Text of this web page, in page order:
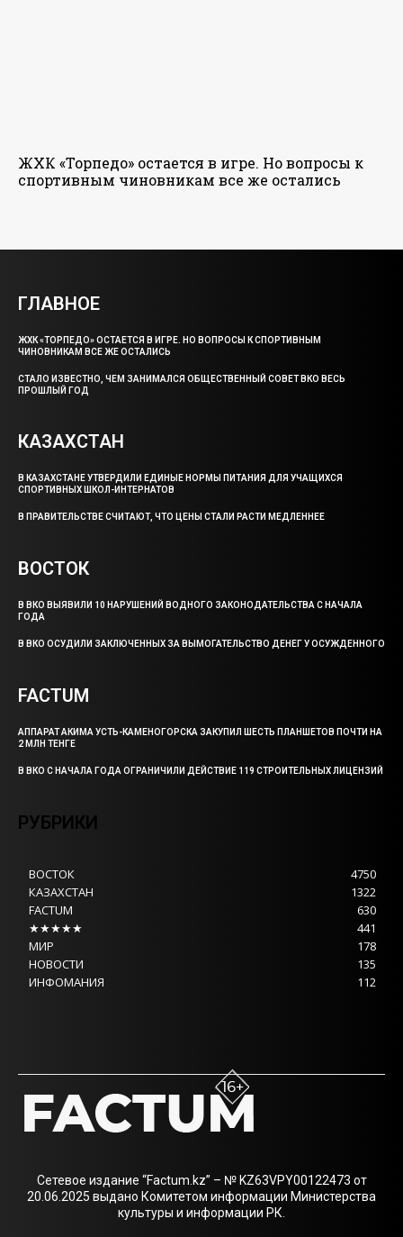
ЖХК «Торпедо» остается в игре. Но вопросы к
спортивным чиновникам все же остались
ГЛАВНОЕ
ЖХК «ТОРПЕДО» ОСТАЕТСЯ В ИГРЕ. НО ВОПРОСЫ К СПОРТИВНЫМ
ЧИНОВНИКАМ ВСЕ ЖЕ ОСТАЛИСЬ
СТАЛО ИЗВЕСТНО, ЧЕМ ЗАНИМАЛСЯ ОБЩЕСТВЕННЫЙ СОВЕТ ВКО ВЕСЬ
ПРОШЛЫЙ ГОД
КАЗАХСТАН
В КАЗАХСТАНЕ УТВЕРДИЛИ ЕДИНЫЕ НОРМЫ ПИТАНИЯ ДЛЯ УЧАЩИХСЯ
СПОРТИВНЫХ ШКОЛ-ИНТЕРНАТОВ
В ПРАВИТЕЛЬСТВЕ СЧИТАЮТ, ЧТО ЦЕНЫ СТАЛИ РАСТИ МЕДЛЕННЕЕ
ВОСТОК
В ВКО ВЫЯВИЛИ 10 НАРУШЕНИЙ ВОДНОГО ЗАКОНОДАТЕЛЬСТВА С НАЧАЛА
ГОДА
В ВКО ОСУДИЛИ ЗАКЛЮЧЕННЫХ ЗА ВЫМОГАТЕЛЬСТВО ДЕНЕГ У ОСУЖДЕННОГО
FACTUM
АППАРАТ АКИМА УСТЬ-КАМЕНОГОРСКА ЗАКУПИЛ ШЕСТЬ ПЛАНШЕТОВ ПОЧТИ НА
2 МЛН ТЕНГЕ
В ВКО С НАЧАЛА ГОДА ОГРАНИЧИЛИ ДЕЙСТВИЕ 119 СТРОИТЕЛЬНЫХ ЛИЦЕНЗИЙ
РУБРИКИ
ВОСТОК
4750
КАЗАХСТАН
1322
FACTUM
630
★★★★★
441
МИР
178
НОВОСТИ
135
ИНФОМАНИЯ
112
Сетевое издание “Factum.kz” – № KZ63VPY00122473 от
20.06.2025 выдано Комитетом информации Министерства
культуры и информации РК.